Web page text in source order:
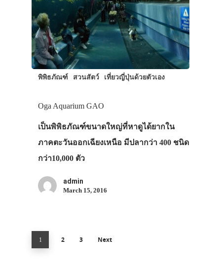
พิพิธภัณฑ์ สวนสัตว์ เที่ยวญี่ปุ่นด้วยตัวเอง
Oga Aquarium GAO
เป็นพิพิธภัณฑ์ขนาดใหญ่ที่หาดูได้ยากใน
ภาคตะวันออกเฉียงเหนือ มีปลากว่า 400 ชนิด
กว่า10,000 ตัว
admin
March 15, 2016
1 2 3 Next